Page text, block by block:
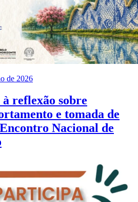
de 2026
reflexão sobre
e tomada de
Nacional de